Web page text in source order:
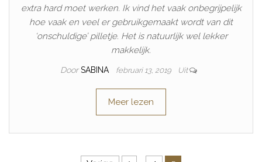
extra hard moet werken. Ik vind het vaak onbegrijpelijk
hoe vaak en veel er gebruikgemaakt wordt van dit
‘onschuldige’ pilletje. Het is natuurlijk wel lekker
makkelijk.
Door SABINA februari 13, 2019 Uit
Meer lezen